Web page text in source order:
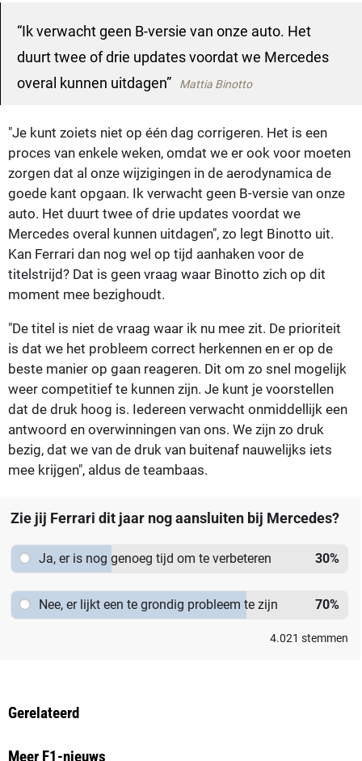
Ik verwacht geen B-versie van onze auto. Het
duurt twee of drie updates voordat we Mercedes
overal kunnen uitdagen
Mattia Binotto
"Je kunt zoiets niet op één dag corrigeren. Het is een
proces van enkele weken, omdat we er ook voor moeten
zorgen dat al onze wijzigingen in de aerodynamica de
goede kant opgaan. Ik verwacht geen B-versie van onze
auto. Het duurt twee of drie updates voordat we
Mercedes overal kunnen uitdagen", zo legt Binotto uit.
Kan Ferrari dan nog wel op tijd aanhaken voor de
titelstrijd? Dat is geen vraag waar Binotto zich op dit
moment mee bezighoudt.
"De titel is niet de vraag waar ik nu mee zit. De prioriteit
is dat we het probleem correct herkennen en er op de
beste manier op gaan reageren. Dit om zo snel mogelijk
weer competitief te kunnen zijn. Je kunt je voorstellen
dat de druk hoog is. Iedereen verwacht onmiddellijk een
antwoord en overwinningen van ons. We zijn zo druk
bezig, dat we van de druk van buitenaf nauwelijks iets
mee krijgen", aldus de teambaas.
Zie jij Ferrari dit jaar nog aansluiten bij Mercedes?
Ja, er is nog genoeg tijd om te verbeteren 30%
Nee, er lijkt een te grondig probleem te zijn 70%
4.021 stemmen
Gerelateerd
Meer F1-nieuws